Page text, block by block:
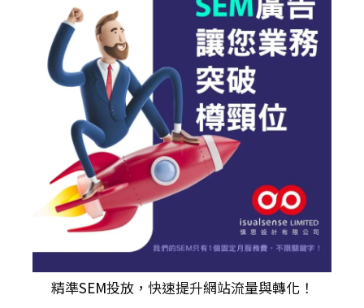
精準SEM投放，快速提升網站流量與轉化！